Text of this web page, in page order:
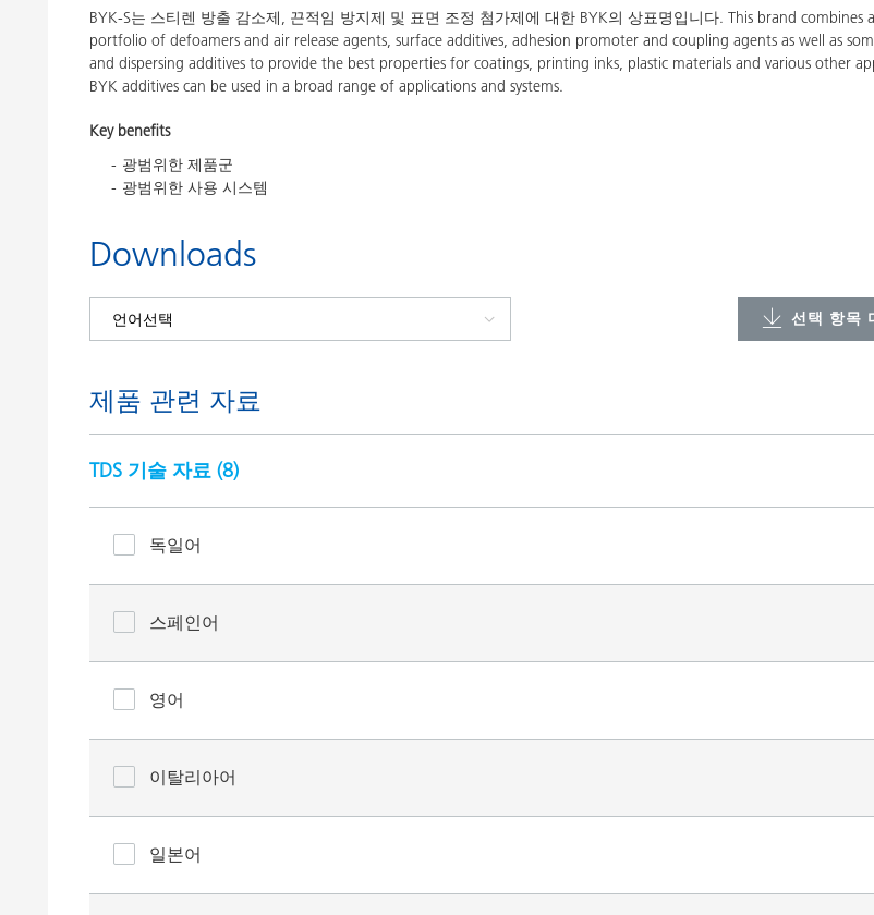
BYK-S는 스티렌 방출 감소제, 끈적임 방지제 및 표면 조정 첨가제에 대한 BYK의 상표명입니다. This brand combines
portfolio of defoamers and air release agents, surface additives, adhesion promoter and coupling agents as well as
and dispersing additives to provide the best properties for coatings, printing inks, plastic materials and various other
BYK additives can be used in a broad range of applications and systems.
Key benefits
광범위한 제품군
광범위한 사용 시스템
Downloads
선택 항목
제품 관련 자료
TDS 기술 자료 (8)
독일어
스페인어
영어
이탈리아어
일본어